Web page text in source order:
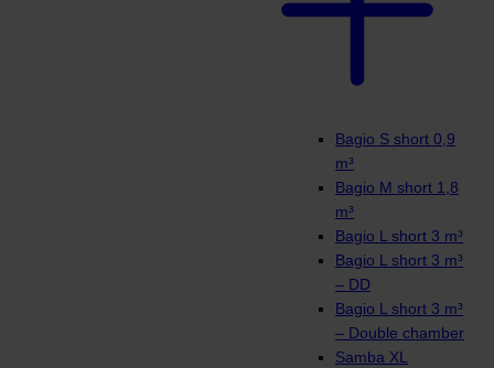
Bagio S short 0,9
m³
Bagio M short 1,8
m³
Bagio L short 3 m³
Bagio L short 3 m³
– DD
Bagio L short 3 m³
– Double chamber
Samba XL